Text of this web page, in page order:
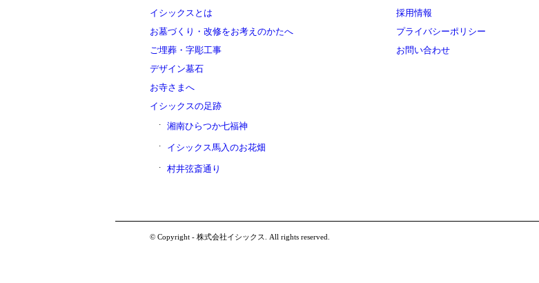
イシックスとは
お墓づくり・改修をお考えのかたへ
ご埋葬・字彫工事
デザイン墓石
お寺さまへ
イシックスの足跡
湘南ひらつか七福神
イシックス馬入のお花畑
村井弦斎通り
採用情報
プライバシーポリシー
お問い合わせ
© Copyright - 株式会社イシックス. All rights reserved.